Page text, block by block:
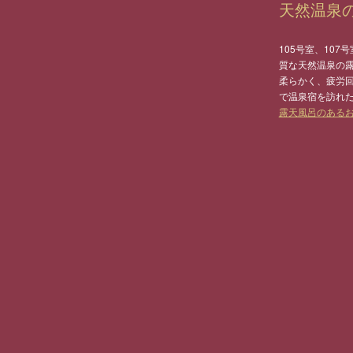
天然温泉
105号室、107
質な天然温泉の
柔らかく、疲労
で温泉宿を訪れ
露天風呂のある